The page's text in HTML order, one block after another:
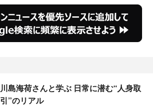
川島海荷さんと学ぶ 日常に潜む“人身取
引”のリアル